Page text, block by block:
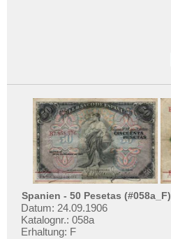
Spanien - 50 Pesetas (#058a_F)
Datum: 24.09.1906
Katalognr.: 058a
Erhaltung: F